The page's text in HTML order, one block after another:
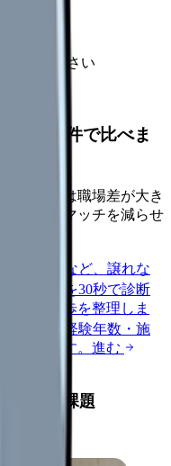
してください
前に条件で比べま
しなどは職場差が大き
とミスマッチを減らせ
業・通勤など、譲れな
職場の悩みを30秒で診断
次の一歩を整理しま
地域・経験年数・施
できます。 進む
現状と課題